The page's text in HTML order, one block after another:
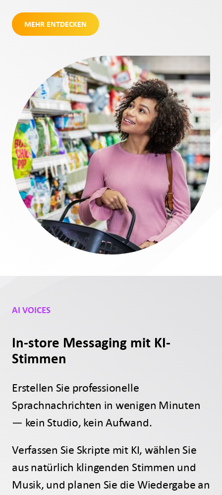
MEHR ENTDECKEN
AI VOICES
In-store Messaging mit KI-
Stimmen
Erstellen Sie professionelle
Sprachnachrichten in wenigen Minuten
— kein Studio, kein Aufwand.
Verfassen Sie Skripte mit KI, wählen Sie
aus natürlich klingenden Stimmen und
Musik, und planen Sie die Wiedergabe an